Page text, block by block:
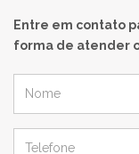
Entre em contato
forma de atender